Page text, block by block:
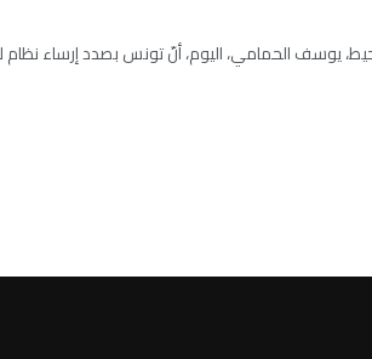
يوسف الحمامي، اليوم، أنّ تونس بصدد إرساء نظام